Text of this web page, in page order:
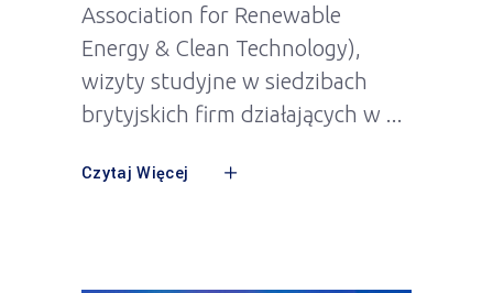
Association for Renewable
Energy & Clean Technology),
wizyty studyjne w siedzibach
brytyjskich firm działających w
Czytaj Więcej